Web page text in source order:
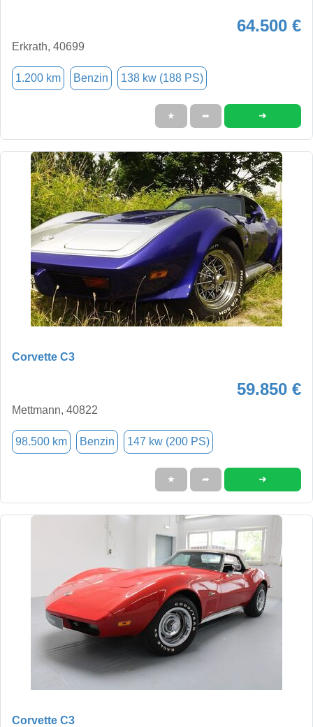
64.500 €
Erkrath, 40699
1.200 km Benzin 138 kw (188 PS)
★ ➦ ➜
Corvette C3
59.850 €
Mettmann, 40822
98.500 km Benzin 147 kw (200 PS)
★ ➦ ➜
Corvette C3